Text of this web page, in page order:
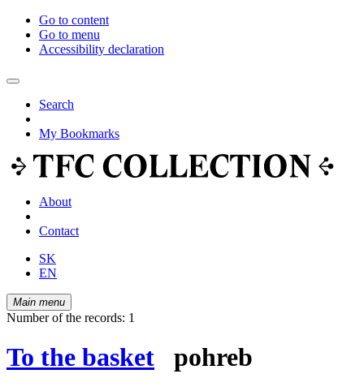
Go to content
Go to menu
Accessibility declaration
Search
My Bookmarks
About
Contact
SK
EN
Main menu
Number of the records: 1
To the basket pohreb